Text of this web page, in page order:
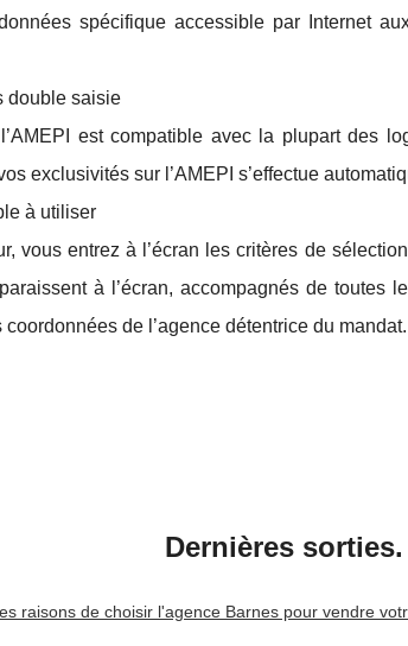
spécifique accessible par Internet
double saisie
est compatible avec la plupart des
exclusivités sur l’AMEPI s’effectue
à utiliser
vous entrez à l’écran les critères de
à l’écran, accompagnés de toutes
de l’agence détentrice du mandat.
Dernières sorties.
raisons de choisir l'agence Barnes pour vendre